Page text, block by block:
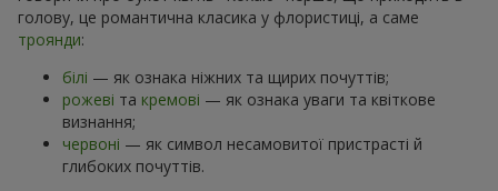
голову, це романтична класика у флористиці, а саме
троянди:
білі — як ознака ніжних та щирих почуттів;
рожеві та кремові — як ознака уваги та квіткове
визнання;
червоні — як символ несамовитої пристрасті й
глибоких почуттів.